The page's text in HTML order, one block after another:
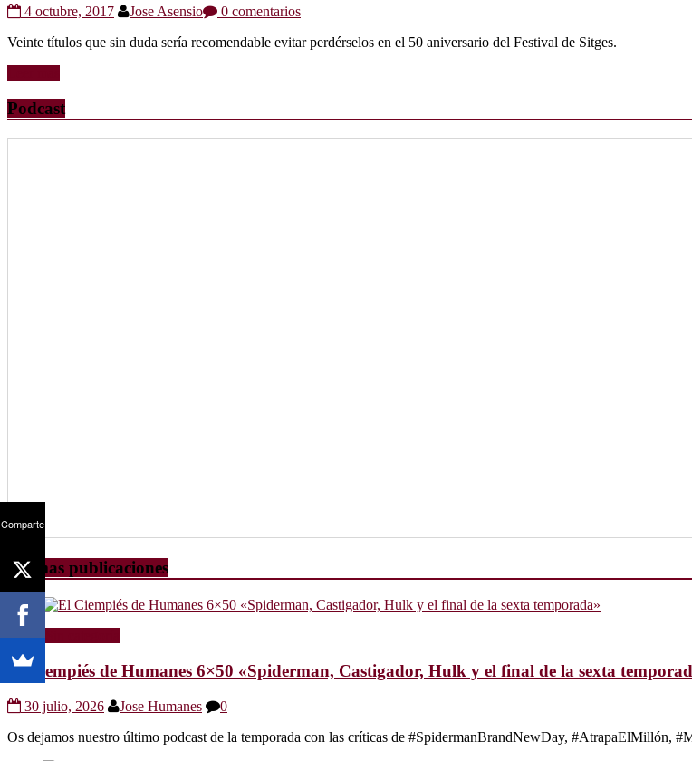
4 octubre, 2017 Jose Asensio
0 comentarios
Veinte títulos que sin duda sería recomendable evitar perdérselos en el 50 aniversario del Festival de Sitges.
Podcast
Últimas publicaciones
Radio
El Ciempiés de Humanes 6×50 «Spiderman, Castigador, Hulk y el final de la sexta
30 julio, 2026 Jose Humanes
0
Os dejamos nuestro último podcast de la temporada con las críticas de #SpidermanBrandNewDay, #AtrapaElMillón,
Comparte